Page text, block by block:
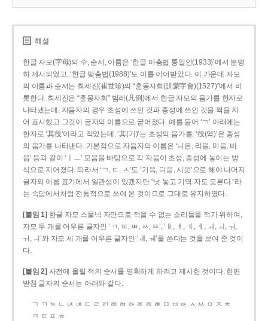
해설
한글 자모(字母)의 수, 순서, 이름은 ‘한글 마춤법 통일안(1933)’에서 분명
히 제시되었고, ‘한글 맞춤법(1988)’도 이를 이어받았다. 이 가운데 자모
의 이름과 순서는 최세진(崔世珍)의 “훈몽자회(訓蒙字會)(1527)”에서 비
롯한다. 최세진은 “훈몽자회” 범례(凡例)에서 한글 자모의 음가를 한자로
나타냈는데, 자음자의 경우 초성에 쓰인 것과 종성에 쓰인 것을 짝을 지
어 표시했고 그것이 글자의 이름으로 굳어졌다. 예를 들어 ‘ㄱ’ 아래에는
한자로 ‘其役’이라고 적었는데, ‘其(기)’는 초성의 음가를, ‘役(역)’은 종성
의 음가를 나타낸다. 기본적으로 자음자의 이름은 ‘니은, 리을, 미음, 비
읍’ 등과 같이 ‘ㅣㅡ’ 모음을 바탕으로 각 자음이 초성, 종성에 놓이는 방
식으로 지어졌다. 따라서 ‘ㄱ, ㄷ, ㅅ’도 ‘기윽, 디읃, 시읏’으로 해야 나머지
글자와 이름 표기에서 일관성이 있겠지만 “낫 놓고 기역 자도 모른다.”라
는 속담에서처럼 전통적으로 쓰여 온 것이므로 그대로 유지하였다.
[붙임 1] 한글 자모 스물넉 자만으로 적을 수 없는 소리들을 적기 위하여,
자모 두 개를 어우른 글자인 ‘ㄲ, ㄸ, ㅃ, ㅆ, ㅉ’, ‘ㅐ, ㅒ, ㅔ, ㅖ, ㅘ, ㅚ, ㅝ,
ㅟ, ㅢ’와 자모 세 개를 어우른 글자인 ‘ㅙ, ㅞ’를 쓴다는 것을 보여 준 것이
다.
[붙임 2] 사전에 올릴 적의 순서를 명확하게 하려고 제시한 것이다. 한편
받침 글자의 순서는 아래와 같다.
ㄱ ㄲ ㄳ ㄴ ㄵ ㄶ ㄷ ㄹ ㄺ ㄻ ㄼ ㄽ ㄾ ㄿ ㅀ ㅁ ㅂ ㅄ ㅅ ㅆ ㅇ ㅈ ㅊ
ㅋ ㅌ ㅍ ㅎ